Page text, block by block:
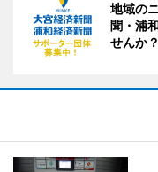
地域の
聞・浦
せんか？